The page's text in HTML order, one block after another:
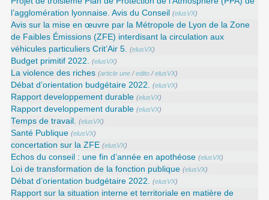
l’agglomération lyonnaise. Avis du Conseil
(elusVX)
Avis sur la mise en œuvre par la Métropole de Lyon de la Zone
de Faibles Émissions (ZFE) interdisant la circulation aux
véhicules particuliers Crit’Air 5. (elusVX)
Budget primitif 2022. (elusVX)
La violence des riches (article une/edito/elusVX)
Débat d’orientation budgétaire 2022. (elusVX)
Rapport developpement durable (elusVX)
Rapport developpement durable (elusVX)
Temps de travail. (elusVX)
Santé Publique (elusVX)
concertation sur la ZFE (elusVX)
Echos du conseil : une fin d’année en apothéose (elusVX)
Loi de transformation de la fonction publique (elusVX)
Débat d’orientation budgétaire 2022. (elusVX)
Rapport sur la situation interne et territoriale en matière de